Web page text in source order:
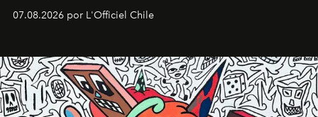
deportiva hasta una mirada moderna inspirada en el
diseño y el universo outdoor.
07.08.2026 por L'Officiel Chile